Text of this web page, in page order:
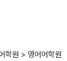
학원 > 영어어학원